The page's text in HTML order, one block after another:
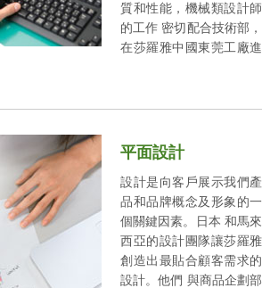
質和性能，機械類設計師
的工作 密切配合技術部，
在莎羅雅中國東莞工廠進
平面設計
設計是向客戶展示我們產
品和品牌概念及形象的一
個關鍵因素。日本 和馬來
西亞的設計團隊讓莎羅雅
創造出最貼合顧客需求的
設計。他們 與商品企劃部